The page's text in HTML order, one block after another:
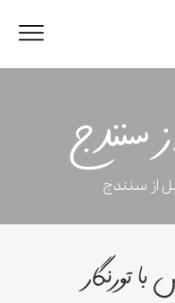
سنندج
از سنندج
تورنگار